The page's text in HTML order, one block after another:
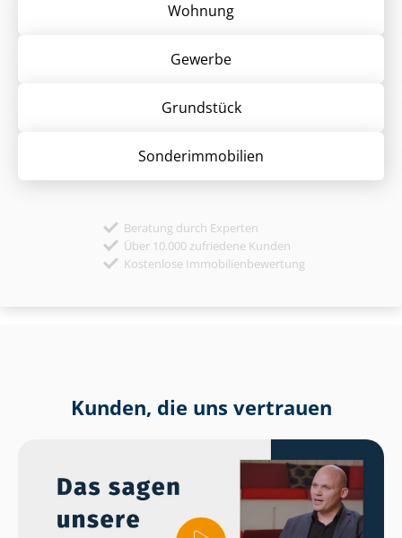
Wohnung
Gewerbe
Grund­stück
Sonder­immobilien
Beratung durch Experten
Über 10.000 zufriedene Kunden
Kostenlose Immobilienbewertung
Kunden, die uns vertrauen